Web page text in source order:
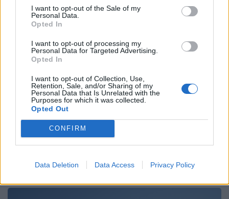
I want to opt-out of the Sale of my
Personal Data.
Opted In
I want to opt-out of processing my
Personal Data for Targeted Advertising.
Opted In
I want to opt-out of Collection, Use,
Retention, Sale, and/or Sharing of my
Personal Data that Is Unrelated with the
Purposes for which it was collected.
Opted Out
CONFIRM
Data Deletion Data Access Privacy Policy
Από την πλευρά τους, οι αεροπορικές ζητούν από
Λευκό Οίκο
«ελευθερώσουν» από τοδίκτυο 5G
μια απόσταση
3,2 χλμ. από τους αεροδιαδρόμους.
Facebook Share on X Bluesky
Email Copy Link
Tags: 5G αεροπορικές εταιρίες
Σχετικά Άρθρα